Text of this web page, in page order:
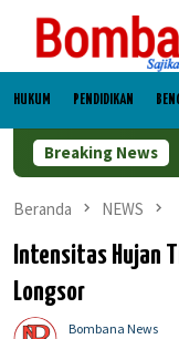
HUKUM PENDIDIKAN
Breaking News
Beranda NEWS
Intensitas Hujan
Longsor
Bombana News